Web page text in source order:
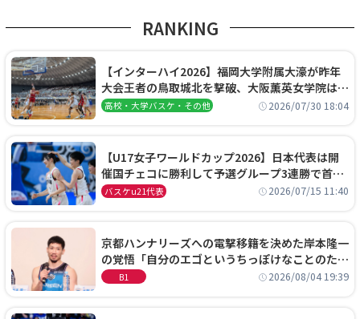
RANKING
【インターハイ2026】福岡大学附属大濠が昨年
大会王者の鳥取城北を撃破、大阪薫英女学院は岐
阜女子に完勝、大会3日目試合結果
高校・大学バスケ・その他 2026/07/30 18:04
【U17女子ワールドカップ2026】日本代表は開
催国チェコに勝利して予選グループ3連勝で首位
通過！準々決勝の相手はエジプトに決定
バスケu21代表 2026/07/15 11:40
京都ハンナリーズへの電撃移籍を決めた岸本隆一
の覚悟「自分のエゴというちっぽけなことのため
に、京都に来たわけではない」
B1 2026/08/04 19:39